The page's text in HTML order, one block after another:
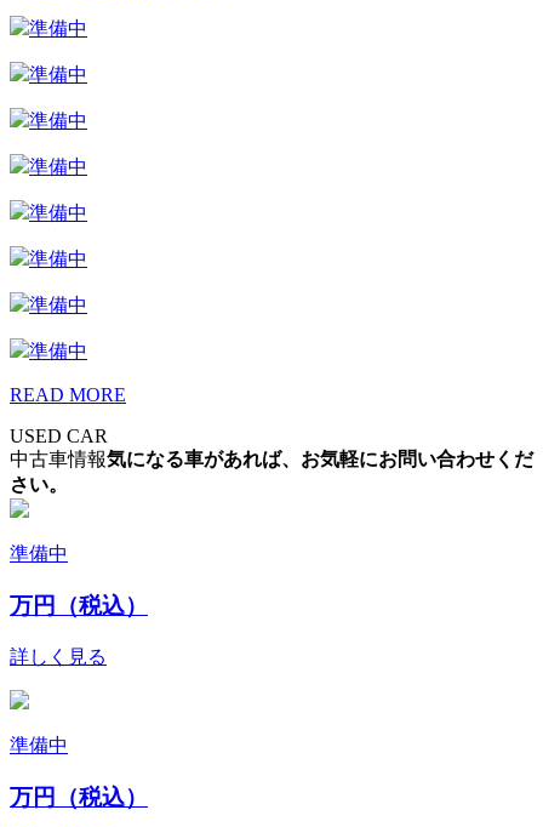
準備中
準備中
準備中
準備中
準備中
準備中
準備中
準備中
READ MORE
USED CAR
中古車情報気になる車があれば、お気軽にお問い合わせくだ
さい。
準備中
万円（税込）
詳しく見る
準備中
万円（税込）